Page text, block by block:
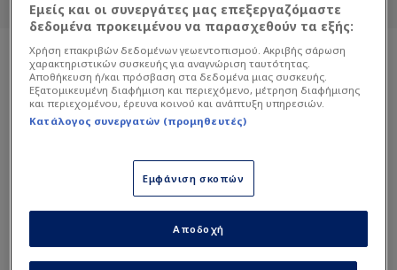
Εμείς και οι συνεργάτες μας επεξεργαζόμαστε
δεδομένα προκειμένου να παρασχεθούν τα εξής:
Χρήση επακριβών δεδομένων γεωεντοπισμού. Ακριβής σάρωση
χαρακτηριστικών συσκευής για αναγνώριση ταυτότητας.
Αποθήκευση ή/και πρόσβαση στα δεδομένα μιας συσκευής.
Εξατομικευμένη διαφήμιση και περιεχόμενο, μέτρηση διαφήμισης
και περιεχομένου, έρευνα κοινού και ανάπτυξη υπηρεσιών.
Κατάλογος συνεργατών (προμηθευτές)
Εμφάνιση σκοπών
Αποδοχή